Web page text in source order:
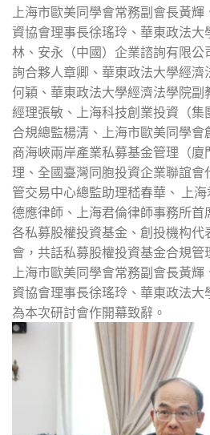
上海市歐美同學會常務副會長黃
資協會理事長徐瑤玲、華東政法大
林、安永（中國）企業諮詢有限
詢合夥人章卿、華東政法大學經
何穎、華東政法大學經濟法學院副
經理張敏、上海科技創業投資（集
合規總監楊清、上海市歐美同學
商海峽兩岸產業私募基金管理（廈
理、全國臺灣同胞投資企業聯誼
管交易中心總監助理嵇春華、 上
德應律師、上海君倫律師事務所首
各私募股權投資基金、創投機构代
會，共話私募股權投資基金合規管
上海市歐美同學會常務副會長黃
資協會理事長徐瑤玲、華東政法
為本次研討會作開幕致辭。